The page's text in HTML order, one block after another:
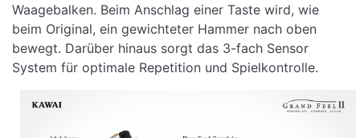
Waagebalken. Beim Anschlag einer Taste wird, wie
beim Original, ein gewichteter Hammer nach oben
bewegt. Darüber hinaus sorgt das 3-fach Sensor
System für optimale Repetition und Spielkontrolle.